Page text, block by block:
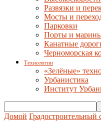
Развязки и
Мосты и
Парковки
Порты и
Канатные
Черноморская
Технологии
«Зелёные»
Урбанистика
Институт
Домой Градостроительный